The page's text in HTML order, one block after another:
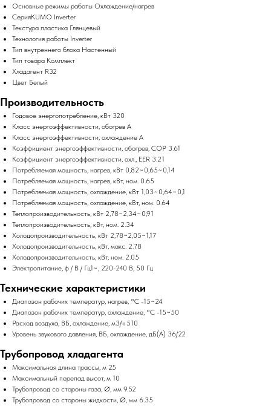
Основные режимы работы Охлаждение/нагрев
СерияKUMO Inverter
Текстура пластика Глянцевый
Технология работы Inverter
Тип внутреннего блока Настенный
Тип товара Комплект
Хладагент R32
Цвет Белый
Производительность
Годовое энергопотребление, кВт 320
Класс энергоэффективности, обогрев A
Класс энергоэффективности, охлаждение A
Коэффициент энергоэффективности, обогрев, COP 3.61
Коэффициент энергоэффективности, охл., EER 3.21
Потребляемая мощность, нагрев, кВт 0,82~0,65~0,14
Потребляемая мощность, нагрев, кВт, ном. 0.65
Потребляемая мощность, охлаждение, кВт 1,03~0,64~0,1
Потребляемая мощность, охлаждение, кВт, ном. 0.64
Теплопроизводительность, кВт 2,78~2,34~0,91
Теплопроизводительность, кВт, ном. 2.34
Холодопроизводительность, кВт 2,78~2,05~1,17
Холодопроизводительность, кВт, макс. 2.78
Холодопроизводительность, кВт, ном. 2.05
Электропитание, ф / В / Гц1~, 220-240 В, 50 Гц
Технические характеристики
Диапазон рабочих температур, нагрев, °C -15~24
Диапазон рабочих температур, охлаждение, °C -15~50
Расход воздуха, ВБ, охлаждение, м3/ч 510
Уровень звукового давления, ВБ, охлаждение, дБ(А) 36/22
Трубопровод хладагента
Максимальная длина трассы, м 25
Максимальный перепад высот, м 10
Трубопровод со стороны газа, Ø, мм 9.52
Трубопровод со стороны жидкости, Ø, мм 6.35